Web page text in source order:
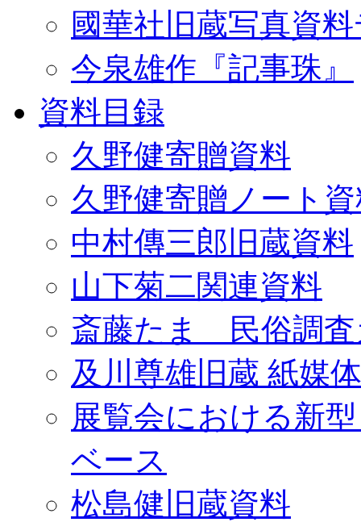
國華社旧蔵写真資
今泉雄作『記事珠』
資料目録
久野健寄贈資料
久野健寄贈ノート
中村傳三郎旧蔵資料
山下菊二関連資料
斎藤たま 民俗調査
及川尊雄旧蔵 紙媒
展覧会における新
ベース
松島健旧蔵資料